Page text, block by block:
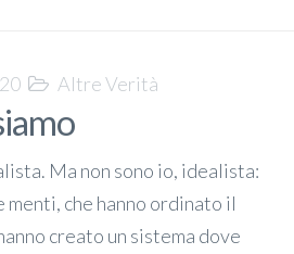
Altre Verità
Ma non sono io, idealista:
che hanno ordinato il
creato un sistema dove